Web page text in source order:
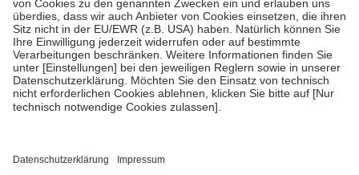
• Kindern und Jugendlichen bis zum vollendeten 18. Lebensjahr
mit Ausnahme der Fahrkosten
• Untersuchungen zur Vorsorge und Früherkennung, die von der
GKV getragen werden
• empfohlenen Schutzimpfungen
• Harn- und Blutteststreifen
getroffen, um sicherzustellen, dass es sich um echte Bewertungen